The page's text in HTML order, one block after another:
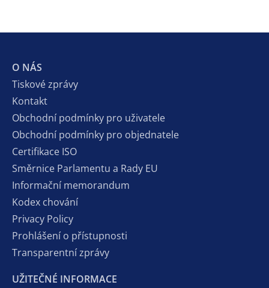
O NÁS
Tiskové zprávy
Kontakt
Obchodní podmínky pro uživatele
Obchodní podmínky pro objednatele
Certifikace ISO
Směrnice Parlamentu a Rady EU
Informační memorandum
Kodex chování
Privacy Policy
Prohlášení o přístupnosti
Transparentní zprávy
UŽITEČNÉ INFORMACE